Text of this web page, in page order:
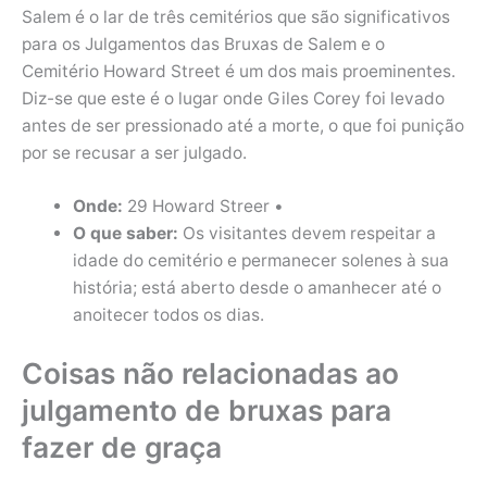
Salem é o lar de três cemitérios que são significativos
para os Julgamentos das Bruxas de Salem e o
Cemitério Howard Street é um dos mais proeminentes.
Diz-se que este é o lugar onde Giles Corey foi levado
antes de ser pressionado até a morte, o que foi punição
por se recusar a ser julgado.
Onde: 29 Howard Streer •
O que saber: Os visitantes devem respeitar a
idade do cemitério e permanecer solenes à sua
história; está aberto desde o amanhecer até o
anoitecer todos os dias.
Coisas não relacionadas ao
julgamento de bruxas para
fazer de graça